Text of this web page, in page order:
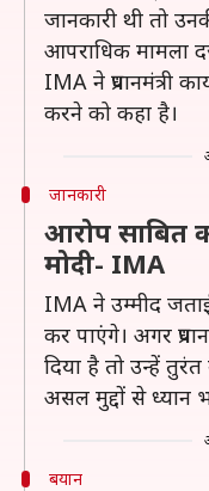
जानकारी थी तो
आपराधिक मामला
IMA ने प्रधानमंत्री
करने को कहा है।
जानकारी
आरोप साबित
मोदी- IMA
IMA ने उम्मीद
कर पाएंगे। अगर
दिया है तो उन्हें
असल मुद्दों से
बयान